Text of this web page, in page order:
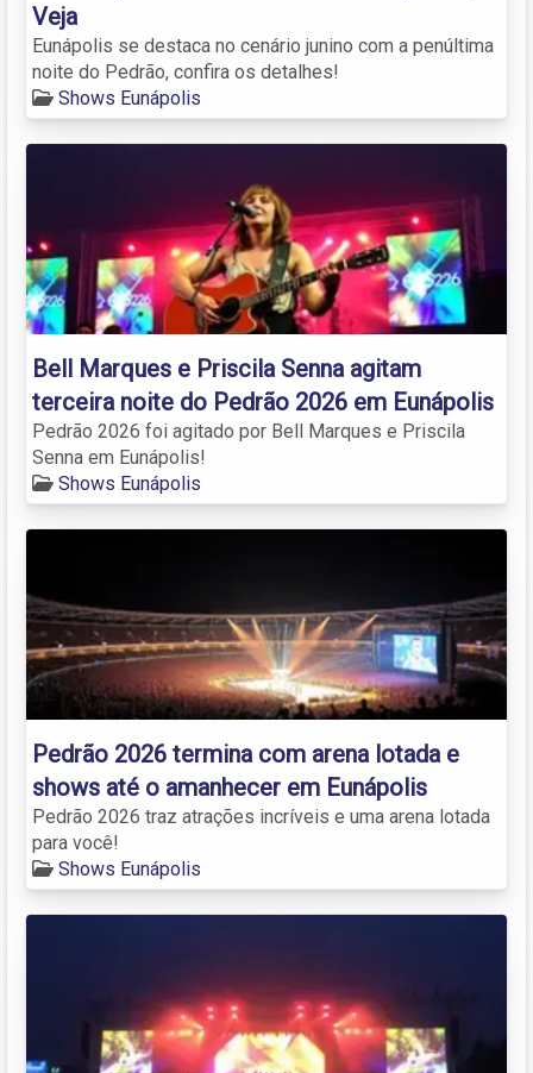
Veja
Eunápolis se destaca no cenário junino com a penúltima
noite do Pedrão, confira os detalhes!
Shows Eunápolis
Bell Marques e Priscila Senna agitam
terceira noite do Pedrão 2026 em Eunápolis
Pedrão 2026 foi agitado por Bell Marques e Priscila
Senna em Eunápolis!
Shows Eunápolis
Pedrão 2026 termina com arena lotada e
shows até o amanhecer em Eunápolis
Pedrão 2026 traz atrações incríveis e uma arena lotada
para você!
Shows Eunápolis